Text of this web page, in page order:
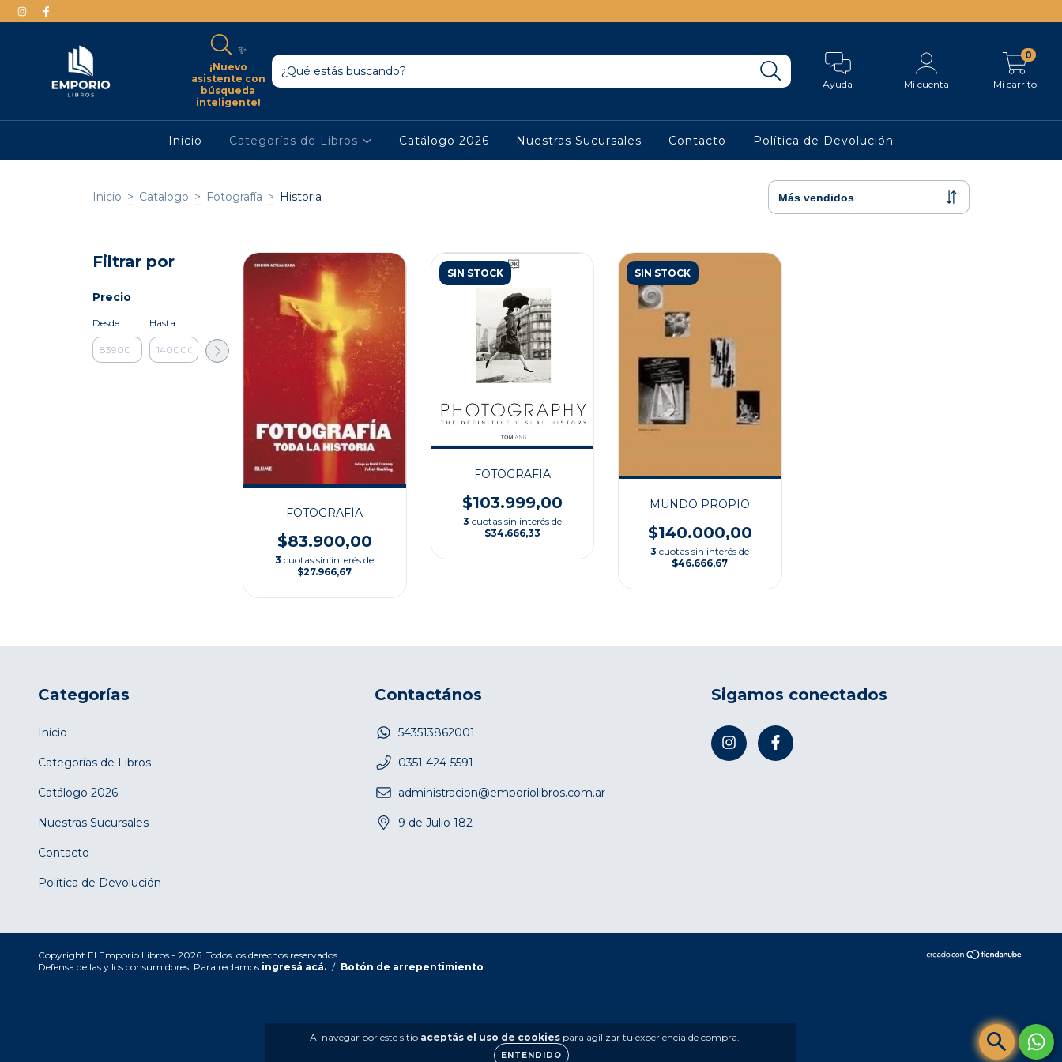
✨
¡Nuevo
asistente con
búsqueda
inteligente!
Ayuda Mi cuenta Mi carrito
0
Inicio Categorías de Libros Catálogo 2026 Nuestras Sucursales Contacto Política de Devolución
Al navegar por este sitio aceptás el uso de cookies para agilizar tu experiencia de compra.
ENTENDIDO
Inicio > Catalogo > Fotografía > Historia
Filtrar por
Precio
Desde Hasta
FOTOGRAFÍA
$83.900,00
3 cuotas sin interés de
$27.966,67
SIN STOCK
FOTOGRAFIA
$103.999,00
3 cuotas sin interés de
$34.666,33
SIN STOCK
MUNDO PROPIO
$140.000,00
3 cuotas sin interés de
$46.666,67
Categorías
Inicio
Categorías de Libros
Catálogo 2026
Nuestras Sucursales
Contacto
Política de Devolución
Contactános
543513862001
0351 424-5591
administracion@emporiolibros.com.ar
9 de Julio 182
Sigamos conectados
Copyright El Emporio Libros - 2026. Todos los derechos reservados.
Defensa de las y los consumidores. Para reclamos ingresá acá. / Botón de arrepentimiento